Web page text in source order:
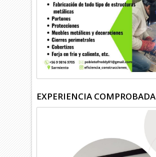
EXPERIENCIA COMPROBADA